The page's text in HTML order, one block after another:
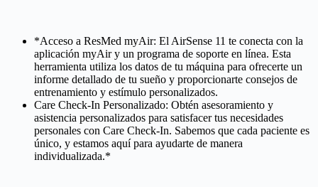
*Acceso a ResMed myAir: El AirSense 11 te conecta con la
aplicación myAir y un programa de soporte en línea. Esta
herramienta utiliza los datos de tu máquina para ofrecerte un
informe detallado de tu sueño y proporcionarte consejos de
entrenamiento y estímulo personalizados.
Care Check-In Personalizado: Obtén asesoramiento y
asistencia personalizados para satisfacer tus necesidades
personales con Care Check-In. Sabemos que cada paciente es
único, y estamos aquí para ayudarte de manera
individualizada.*